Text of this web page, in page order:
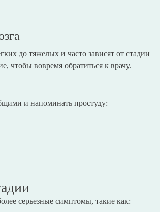
до тяжелых и часто зависят от стадии
чтобы вовремя обратиться к врачу.
и напоминать простуду:
серьезные симптомы, такие как: